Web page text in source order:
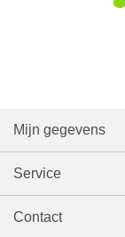
Mijn gegevens
Service
Contact